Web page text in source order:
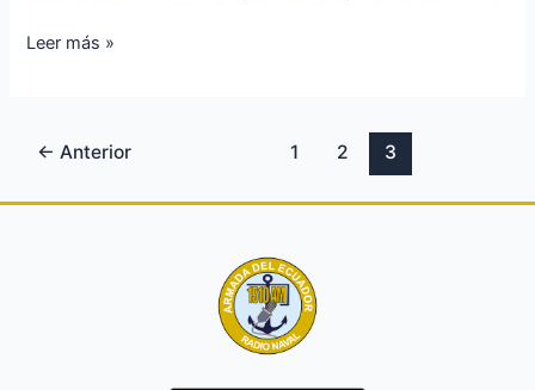
Leer más »
← Anterior 1 2 3